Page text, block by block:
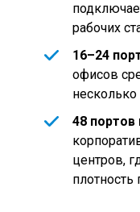
рабочих
16–24
офисов
48
центров,